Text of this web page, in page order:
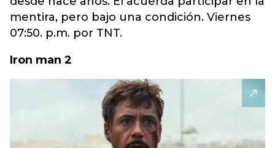
mentira, pero bajo una condición. Viernes
07:50. p.m. por TNT.
Iron man 2